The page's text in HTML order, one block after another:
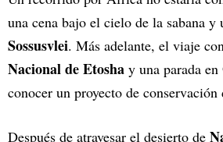
una cena bajo el cielo de la sabana y
Sossusvlei. Más adelante, el viaje
Nacional de Etosha y una parada en
conocer un proyecto de conservación
Después de atravesar el desierto de